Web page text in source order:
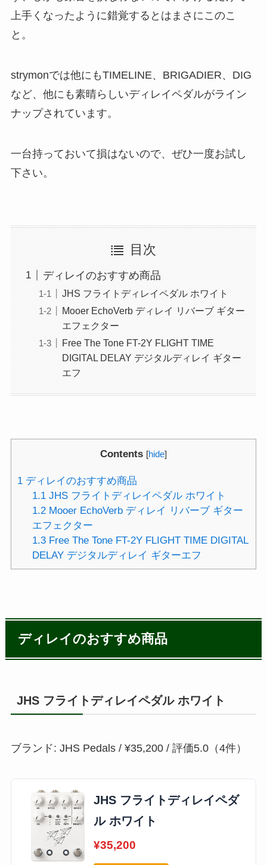
上手くなったように錯覚するとはまさにこのこ
と。
strymonでは他にもTIMELINE、BRIGADIER、DIG
など、他にも素晴らしいディレイペダルがライン
ナップされています。
一台持っておいて損はないので、ぜひ一度お試し
下さい。
目次
ディレイのおすすめ商品
JHS フライトディレイペダル ホワイト
Mooer EchoVerb ディレイ リバーブ ギター
エフェクター
Free The Tone FT-2Y FLIGHT TIME
DIGITAL DELAY デジタルディレイ ギター
エフ
Contents [hide]
1ディレイのおすすめ商品
1.1 JHS フライトディレイペダル ホワイト
1.2 Mooer EchoVerb ディレイ リバーブ ギター
エフェクター
1.3 Free The Tone FT-2Y FLIGHT TIME DIGITAL
DELAY デジタルディレイ ギターエフ
ディレイのおすすめ商品
JHS フライトディレイペダル ホワイト
ブランド: JHS Pedals / ¥35,200 / 評価5.0（4件）
JHS フライトディレイペダ
ル ホワイト
¥35,200